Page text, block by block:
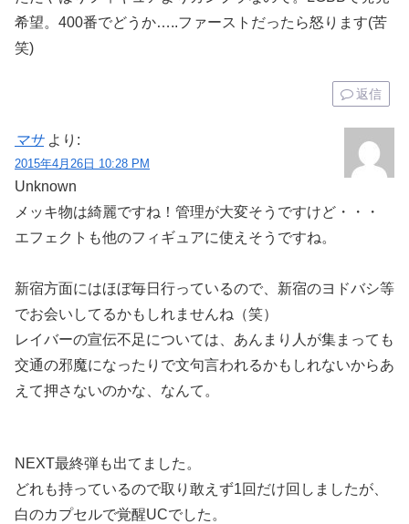
希望。400番でどうか…..ファーストだったら怒ります(苦
笑)
返信
マサ より:
2015年4月26日 10:28 PM
Unknown
メッキ物は綺麗ですね！管理が大変そうですけど・・・
エフェクトも他のフィギュアに使えそうですね。
新宿方面にはほぼ毎日行っているので、新宿のヨドバシ等
でお会いしてるかもしれませんね（笑）
レイバーの宣伝不足については、あんまり人が集まっても
交通の邪魔になったりで文句言われるかもしれないからあ
えて押さないのかな、なんて。
NEXT最終弾も出てました。
どれも持っているので取り敢えず1回だけ回しましたが、
白のカプセルで覚醒UCでした。